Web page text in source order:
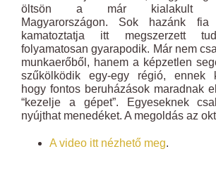
öltsön a már kialakult
Magyarországon. Sok hazánk
kamatoztatja itt megszerzett
folyamatosan gyarapodik. Már nem
munkaerőből, hanem a képzetlen
szűkölködik egy-egy régió, ennek
hogy fontos beruházások maradnak
“kezelje a gépet”. Egyeseknek
nyújthat menedéket. A megoldás az
A video itt nézhető meg.